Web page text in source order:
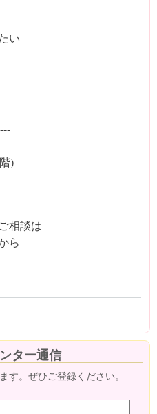
い
)
相談は
ら
ター通信
す。ぜひご登録ください。